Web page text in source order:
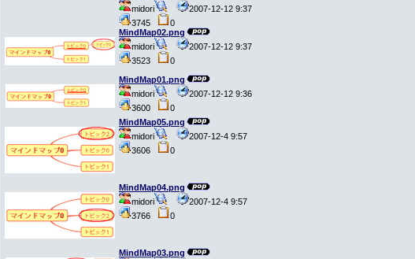
midori
2007-12-12 9:37
3745
0
MindMap02.png
midori
2007-12-12 9:37
3523
0
MindMap01.png
midori
2007-12-12 9:36
3600
0
MindMap05.png
midori
2007-12-4 9:57
3606
0
MindMap04.png
midori
2007-12-4 9:57
3766
0
MindMap03.png